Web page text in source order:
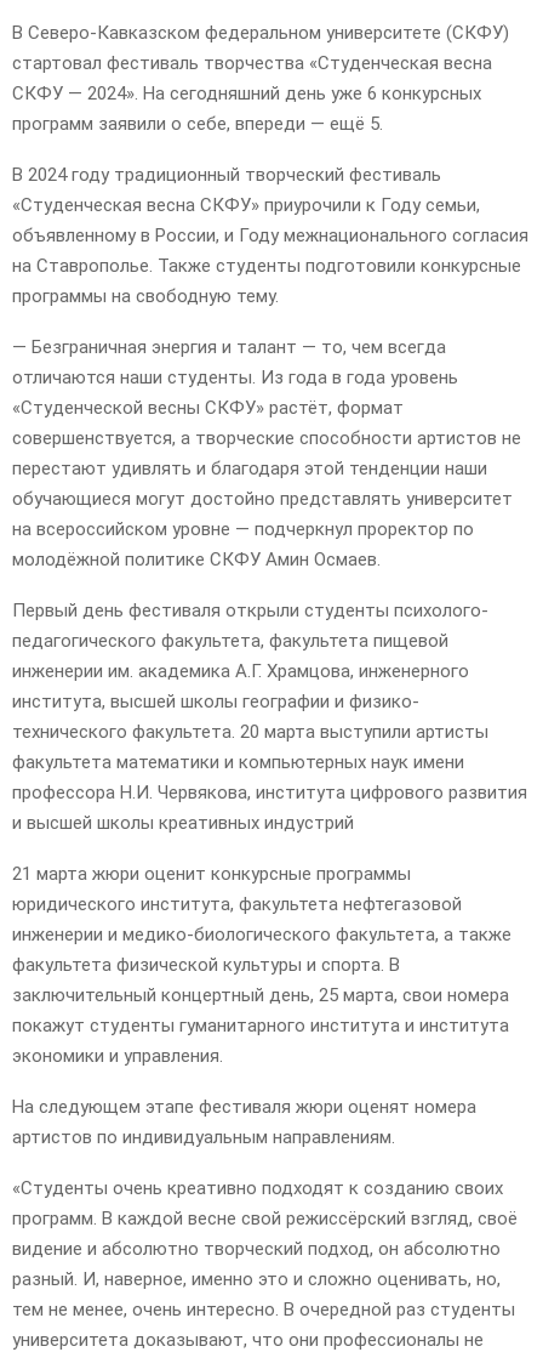
В Северо-Кавказском федеральном университете (СКФУ)
стартовал фестиваль творчества «Студенческая весна
СКФУ — 2024». На сегодняшний день уже 6 конкурсных
программ заявили о себе, впереди — ещё 5.
В 2024 году традиционный творческий фестиваль
«Студенческая весна СКФУ» приурочили к Году семьи,
объявленному в России, и Году межнационального согласия
на Ставрополье. Также студенты подготовили конкурсные
программы на свободную тему.
— Безграничная энергия и талант — то, чем всегда
отличаются наши студенты. Из года в года уровень
«Студенческой весны СКФУ» растёт, формат
совершенствуется, а творческие способности артистов не
перестают удивлять и благодаря этой тенденции наши
обучающиеся могут достойно представлять университет
на всероссийском уровне — подчеркнул проректор по
молодёжной политике СКФУ Амин Осмаев.
Первый день фестиваля открыли студенты психолого-
педагогического факультета, факультета пищевой
инженерии им. академика А.Г. Храмцова, инженерного
института, высшей школы географии и физико-
технического факультета. 20 марта выступили артисты
факультета математики и компьютерных наук имени
профессора Н.И. Червякова, института цифрового развития
и высшей школы креативных индустрий
21 марта жюри оценит конкурсные программы
юридического института, факультета нефтегазовой
инженерии и медико-биологического факультета, а также
факультета физической культуры и спорта. В
заключительный концертный день, 25 марта, свои номера
покажут студенты гуманитарного института и института
экономики и управления.
На следующем этапе фестиваля жюри оценят номера
артистов по индивидуальным направлениям.
«Студенты очень креативно подходят к созданию своих
программ. В каждой весне свой режиссёрский взгляд, своё
видение и абсолютно творческий подход, он абсолютно
разный. И, наверное, именно это и сложно оценивать, но,
тем не менее, очень интересно. В очередной раз студенты
университета доказывают, что они профессионалы не